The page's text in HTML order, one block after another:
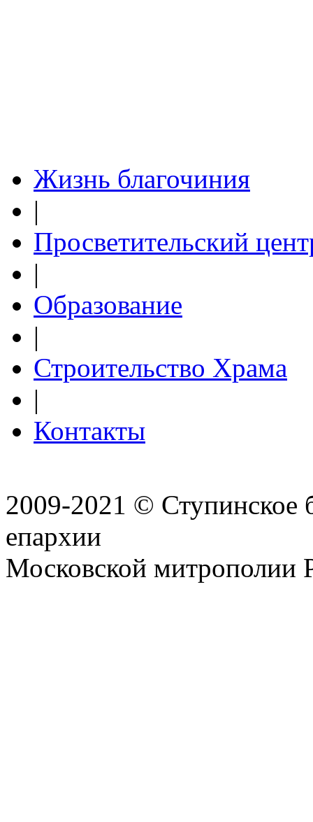
Жизнь благочиния
|
Просветительский
|
Образование
|
Строительство Храма
|
Контакты
2009-2021 © Ступинское
епархии
Московской митрополии